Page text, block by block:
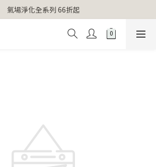
次消費 不限金額 即送 香遇熊超人行李吊牌
氣場淨化全系列 66折起
次消費 不限金額 即送 香遇熊超人行李吊牌